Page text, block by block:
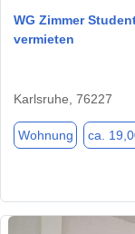
WG Zimmer
vermieten
Karlsruhe, 76227
Wohnung ca.